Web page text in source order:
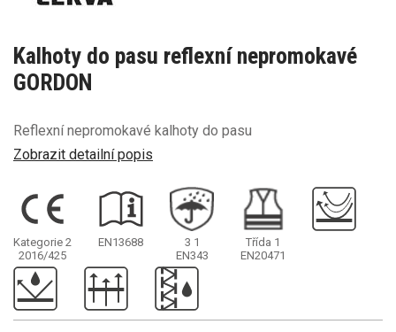
Kalhoty do pasu reflexní nepromokavé
GORDON
Reflexní nepromokavé kalhoty do pasu
Zobrazit detailní popis
Kategorie 2
2016/425
EN13688 3 1
EN343
Třída 1
EN20471